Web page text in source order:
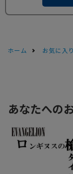
ホーム お気に入り